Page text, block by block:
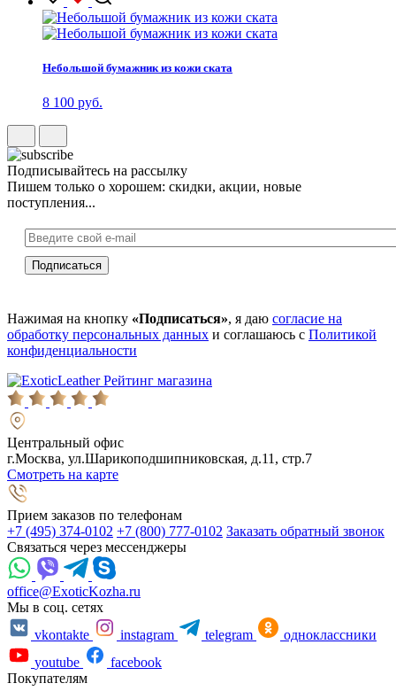
Небольшой бумажник из кожи ската
8 100 руб.
Подписывайтесь на рассылку
Пишем только о хорошем: скидки, акции, новые
поступления...
Нажимая на кнопку «Подписаться», я даю согласие на
обработку персональных данных и соглашаюсь с Политикой
конфиденциальности
Рейтинг магазина
Центральный офис
г.Москва, ул.Шарикоподшипниковская, д.11, стр.7
Смотреть на карте
Прием заказов по телефонам
+7 (495) 374-0102 +7 (800) 777-0102 Заказать обратный звонок
Связаться через мессенджеры
office@ExoticKozha.ru
Мы в соц. сетях
vkontakte
instagram telegram
одноклассники
youtube
facebook
Покупателям